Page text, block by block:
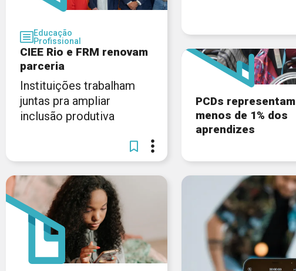
Educação
Profissional
CIEE Rio e FRM renovam
parceria
Instituições trabalham
juntas pra ampliar
inclusão produtiva
PCDs representam
menos de 1% dos
aprendizes